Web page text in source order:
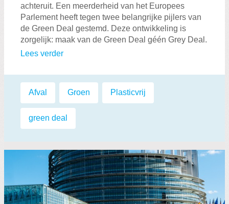
achteruit. Een meerderheid van het Europees
Parlement heeft tegen twee belangrijke pijlers van
de Green Deal gestemd. Deze ontwikkeling is
zorgelijk: maak van de Green Deal géén Grey Deal.
Lees verder
Labels:
Afval Groen Plasticvrij
green deal